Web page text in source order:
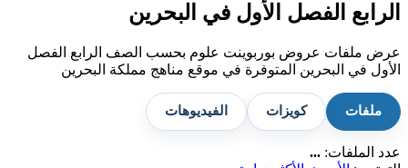
الرابع الفصل الأول في البحرين
عرض ملفات عروض بوربوينت علوم بحسب الصف الرابع الفصل
الأول في البحرين المتوفرة في موقع مناهج مملكة البحرين
ملفات كويزات الفيديوهات
عدد الملفات: ...